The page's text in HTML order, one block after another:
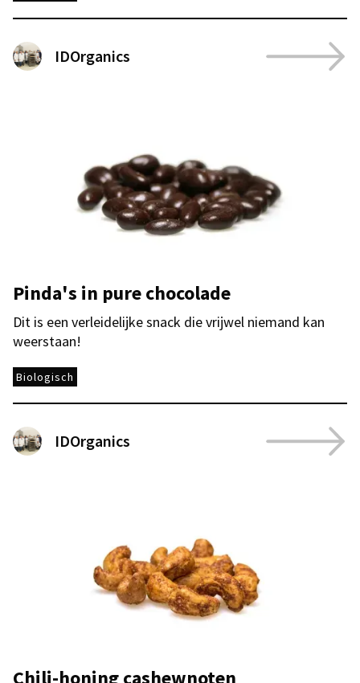
IDOrganics
Pinda's in pure chocolade
Dit is een verleidelijke snack die vrijwel niemand kan
weerstaan!
Biologisch
IDOrganics
Chili-honing cashewnoten